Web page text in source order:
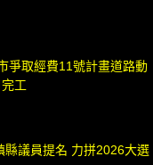
爭取經費11號計畫道路動
工
縣議員提名 力拼2026大選